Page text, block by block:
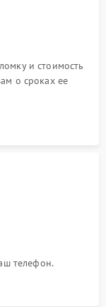
и стоимость
о сроках ее
телефон.